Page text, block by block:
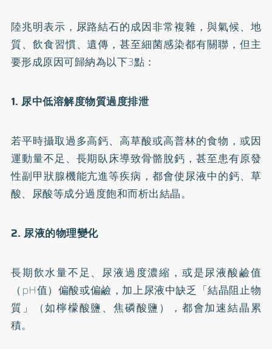
陸兆明表示，尿路結石的成因非常複雜，與氣候、地
質、飲食習慣、遺傳，甚至細菌感染都有關聯，但主
要形成原因可歸納為以下3點：
1. 尿中低溶解度物質過度排泄
若平時攝取過多高鈣、高草酸或高普林的食物，或因
運動量不足、長期臥床導致骨骼脫鈣，甚至患有原發
性副甲狀腺機能亢進等疾病，都會使尿液中的鈣、草
酸、尿酸等成分過度飽和而析出結晶。
2. 尿液的物理變化
長期飲水量不足、尿液過度濃縮，或是尿液酸鹼值
（pH值）偏酸或偏鹼，加上尿液中缺乏「結晶阻止物
質」（如檸檬酸鹽、焦磷酸鹽），都會加速結晶累
積。